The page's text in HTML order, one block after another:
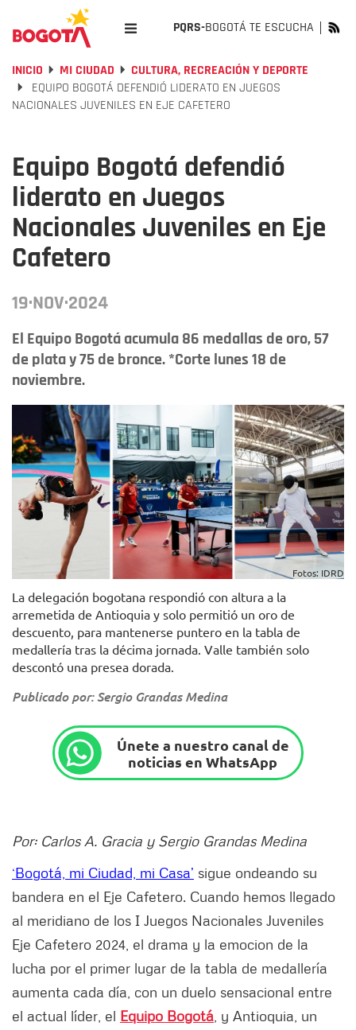
PQRS-BOGOTÁ TE ESCUCHA
INICIO MI CIUDAD
CULTURA, RECREACIÓN Y DEPORTE
EQUIPO BOGOTÁ DEFENDIÓ LIDERATO EN JUEGOS
NACIONALES JUVENILES EN EJE CAFETERO
Equipo Bogotá defendió
liderato en Juegos
Nacionales Juveniles en Eje
Cafetero
19·NOV·2024
El Equipo Bogotá acumula 86 medallas de oro, 57
de plata y 75 de bronce. *Corte lunes 18 de
noviembre.
Fotos: IDRD
La delegación bogotana respondió con altura a la
arremetida de Antioquia y solo permitió un oro de
descuento, para mantenerse puntero en la tabla de
medallería tras la décima jornada. Valle también solo
descontó una presea dorada.
Publicado por: Sergio Grandas Medina
Únete a nuestro canal de
noticias en WhatsApp
Por: Carlos A. Gracia y Sergio Grandas Medina
‘Bogotá, mi Ciudad, mi Casa’ sigue ondeando su
bandera en el Eje Cafetero. Cuando hemos llegado
al meridiano de los I Juegos Nacionales Juveniles
Eje Cafetero 2024, el drama y la emocion de la
lucha por el primer lugar de la tabla de medallería
aumenta cada día, con un duelo sensacional entre
el actual líder, el Equipo Bogotá , y Antioquia, un